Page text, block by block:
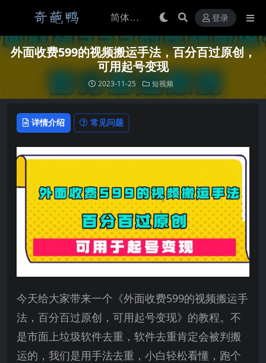
登录
外面收费599的视频搬运手法，百分百过原创，
可用起号变现
2023-11-25 短视频
详情介绍 常见问题
今天给大家带来一个《外面收费599的视频搬运手
法，百分百过原创，可用起号变现》的教程。不
是市面上垃圾软件去重，软件去重肯定会被判搬
运的，我们是用手法去重，小白轻松看懂，跑个